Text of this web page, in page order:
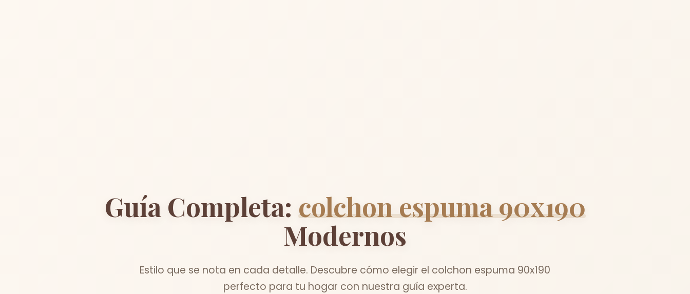
Guía Completa: colchon espuma 90x190
Modernos
Estilo que se nota en cada detalle. Descubre cómo elegir el colchon espuma 90x190
perfecto para tu hogar con nuestra guía experta.